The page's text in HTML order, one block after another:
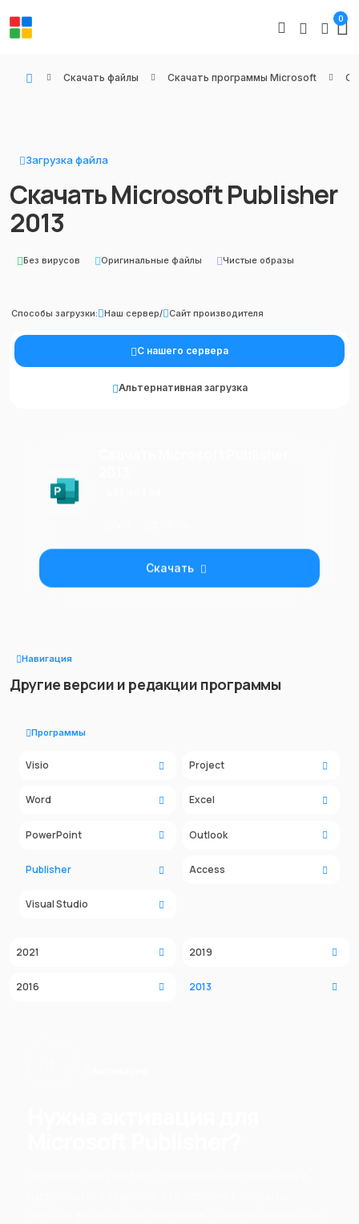
0
Скачать файлы Скачать программы Microsoft
Загрузка файла
Скачать Microsoft Publisher
2013
Без вирусов Оригинальные файлы Чистые образы
Способы загрузки: Наш сервер/ Сайт производителя
С нашего сервера
Альтернативная загрузка
Скачать
Навигация
Другие версии и редакции программы
Программы
Visio Project
Word Excel
PowerPoint Outlook
Publisher Access
Visual Studio
2021 2019
2016 2013